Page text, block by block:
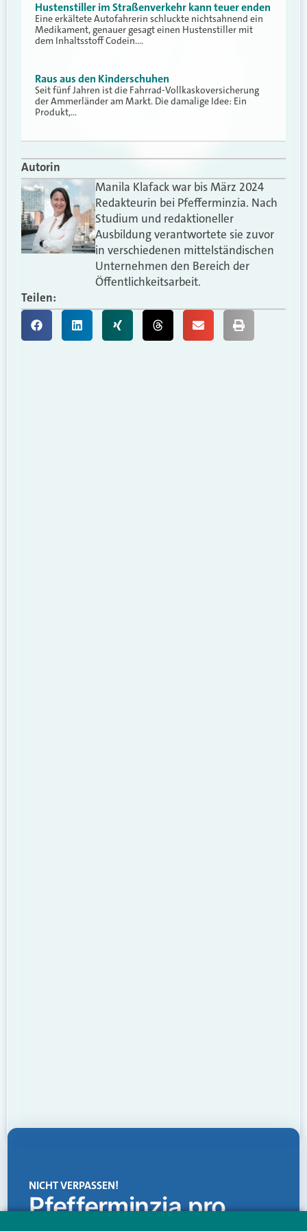
Hustenstiller im Straßenverkehr kann teuer enden
Eine erkältete Autofahrerin schluckte nichtsahnend ein
Medikament, genauer gesagt einen Hustenstiller mit
dem Inhaltsstoff Codein.…
Raus aus den Kinderschuhen
Seit fünf Jahren ist die Fahrrad-Vollkaskoversicherung
der Ammerländer am Markt. Die damalige Idee: Ein
Produkt,…
Autorin
Manila Klafack war bis März 2024
Redakteurin bei Pfefferminzia. Nach
Studium und redaktioneller
Ausbildung verantwortete sie zuvor
in verschiedenen mittelständischen
Unternehmen den Bereich der
Öffentlichkeitsarbeit.
Teilen:
NICHT VERPASSEN!
Pfefferminzia.pro